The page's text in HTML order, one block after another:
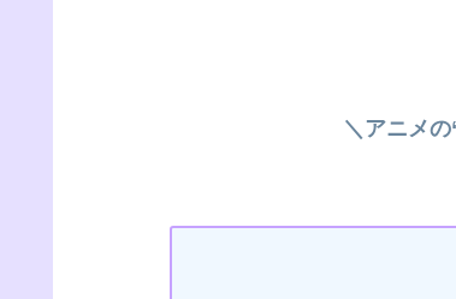
＼アニメ